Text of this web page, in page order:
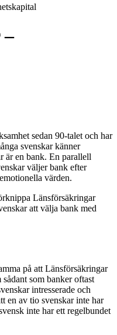
sedan 90-talet och har
svenskar känner
är en bank. En parallell
väljer bank efter
värden.
Länsförsäkringar
att välja bank med
på att Länsförsäkringar
som banker oftast
intresserade och
en av tio svenskar inte har
inte har ett regelbundet